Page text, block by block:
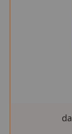
da